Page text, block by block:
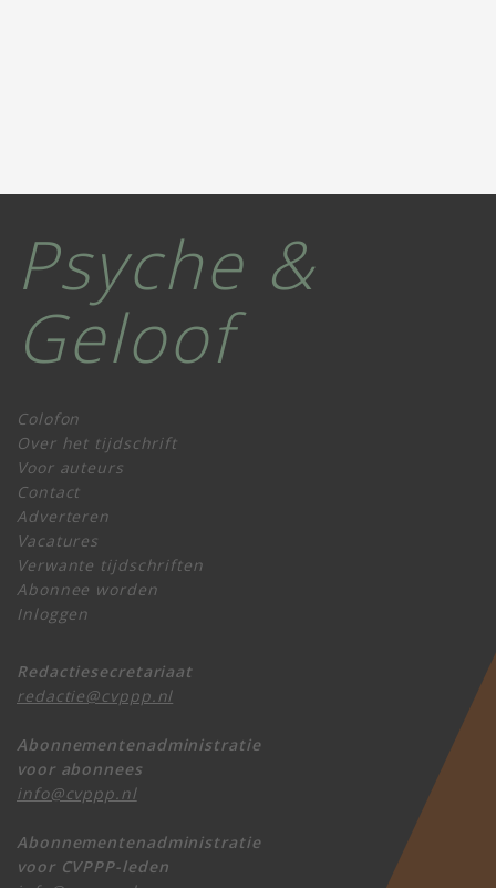
Psyche &
Geloof
Colofon
Over het tijdschrift
Voor auteurs
Contact
Adverteren
Vacatures
Verwante tijdschriften
Abonnee worden
Inloggen
Redactiesecretariaat
redactie@cvppp.nl
Abonnementenadministratie
voor abonnees
info@cvppp.nl
Abonnementenadministratie
voor CVPPP-leden